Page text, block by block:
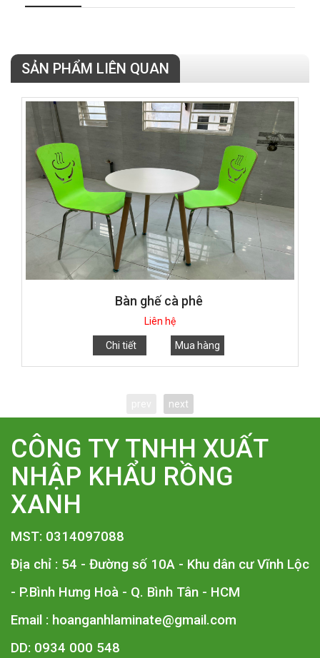
SẢN PHẨM LIÊN QUAN
Bàn ghế cà phê
Liên hệ
Chi tiết Mua hàng
next
CÔNG TY TNHH XUẤT
NHẬP KHẨU RỒNG
XANH
MST: 0314097088
Địa chỉ : 54 - Đường số 10A - Khu dân cư Vĩnh Lộc
- P.Bình Hưng Hoà - Q. Bình Tân - HCM
Email : hoanganhlaminate@gmail.com
DD: 0934 000 548